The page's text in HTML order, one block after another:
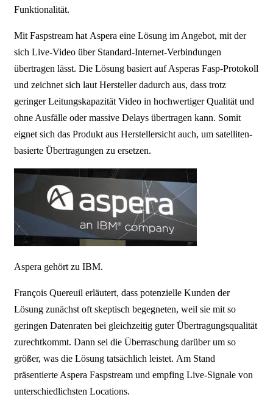
Funktionalität.
Mit Faspstream hat Aspera eine Lösung im Angebot, mit der
sich Live-Video über Standard-Internet-Verbindungen
übertragen lässt. Die Lösung basiert auf Asperas Fasp-Protokoll
und zeichnet sich laut Hersteller dadurch aus, dass trotz
geringer Leitungskapazität Video in hochwertiger Qualität und
ohne Ausfälle oder massive Delays übertragen kann. Somit
eignet sich das Produkt aus Herstellersicht auch, um satelliten-
basierte Übertragungen zu ersetzen.
Aspera gehört zu IBM.
François Quereuil erläutert, dass potenzielle Kunden der
Lösung zunächst oft skeptisch begegneten, weil sie mit so
geringen Datenraten bei gleichzeitig guter Übertragungsqualität
zurechtkommt. Dann sei die Überraschung darüber um so
größer, was die Lösung tatsächlich leistet. Am Stand
präsentierte Aspera Faspstream und empfing Live-Signale von
unterschiedlichsten Locations.